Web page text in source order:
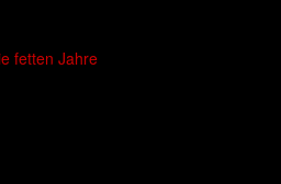
fetten Jahre